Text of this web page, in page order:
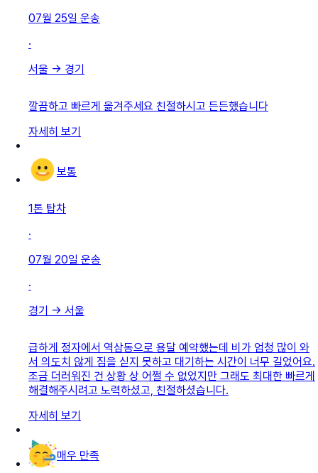
07월 25일 운송
·
서울 → 경기
깔끔하고 빠르게 옮겨주세요 친절하시고 든든했습니다
자세히 보기
보통
1톤 탑차
·
07월 20일 운송
·
경기 → 서울
급하게 정자에서 역삼동으로 용달 예약했는데 비가 엄청 많이 와
서 의도치 않게 짐을 싣지 못하고 대기하는 시간이 너무 길었어요.
조금 더러워진 건 상황 상 어쩔 수 없었지만 그래도 최대한 빠르게
해결해주시려고 노력하셨고, 친절하셨습니다.
자세히 보기
매우 만족